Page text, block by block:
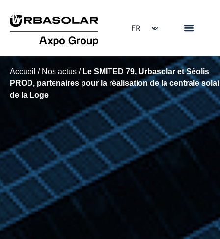
Accueil / Nos actus / Le SMITED 79, Urbasolar et Séolis
PROD, partenaires pour la réalisation de la centrale
de la Loge